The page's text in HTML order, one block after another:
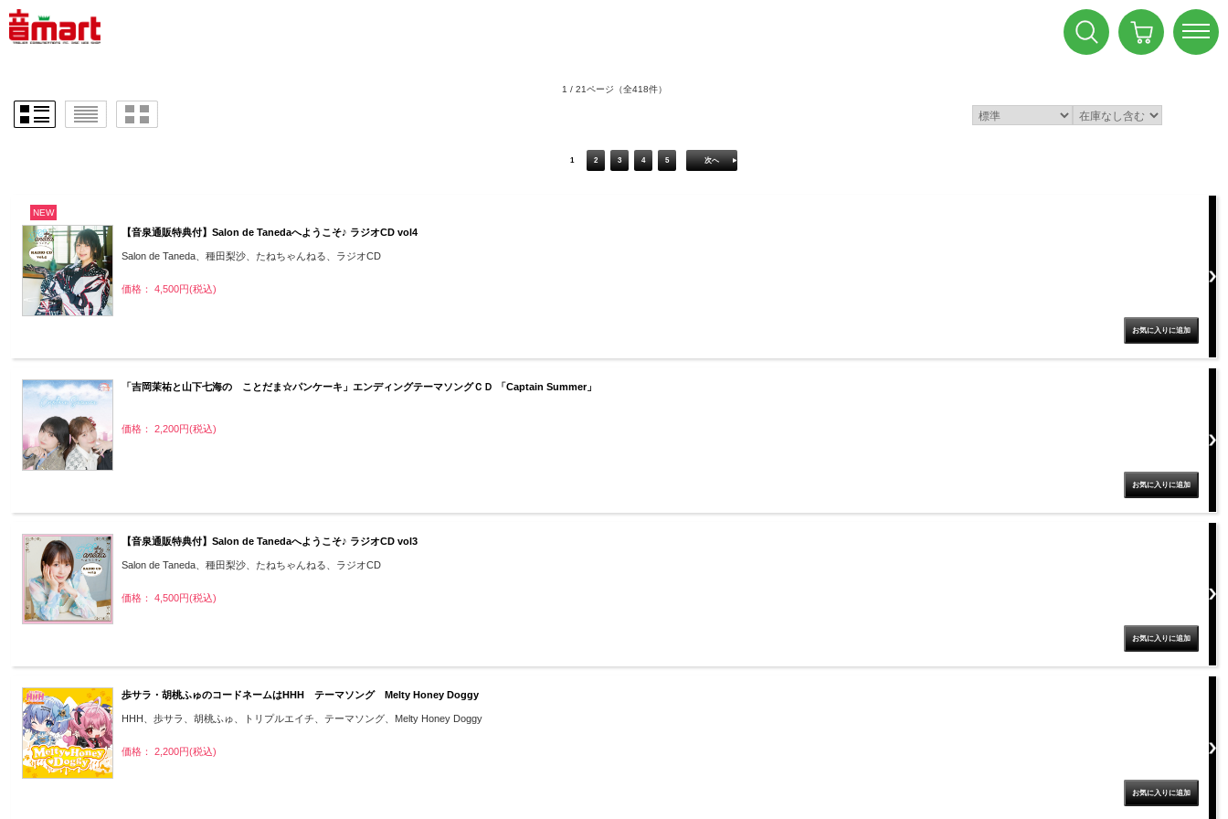
1 / 21ページ （全418件）
1 2 3 4 5 次へ
NEW
【音泉通販特典付】Salon de Tanedaへようこそ♪ ラジオCD vol4
Salon de Taneda、種田梨沙、たねちゃんねる、ラジオCD
価格： 4,500円(税込)
「吉岡茉祐と山下七海の ことだま☆パンケーキ」エンディングテーマソングＣＤ 「Captain Summer」
価格： 2,200円(税込)
【音泉通販特典付】Salon de Tanedaへようこそ♪ ラジオCD vol3
Salon de Taneda、種田梨沙、たねちゃんねる、ラジオCD
価格： 4,500円(税込)
歩サラ・胡桃ふゅのコードネームはHHH テーマソング Melty Honey Doggy
HHH、歩サラ、胡桃ふゅ、トリプルエイチ、テーマソング、Melty Honey Doggy
価格： 2,200円(税込)